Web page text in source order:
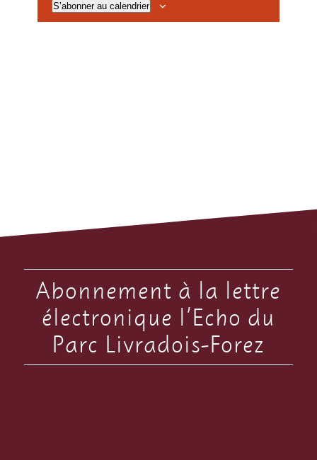
S’abonner au calendrier
Abonnement à la lettre
électronique l’Echo du
Parc Livradois-Forez